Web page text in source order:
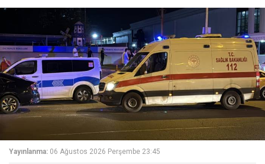
Yayınlanma: 06 Ağustos 2026 Perşembe 23:45